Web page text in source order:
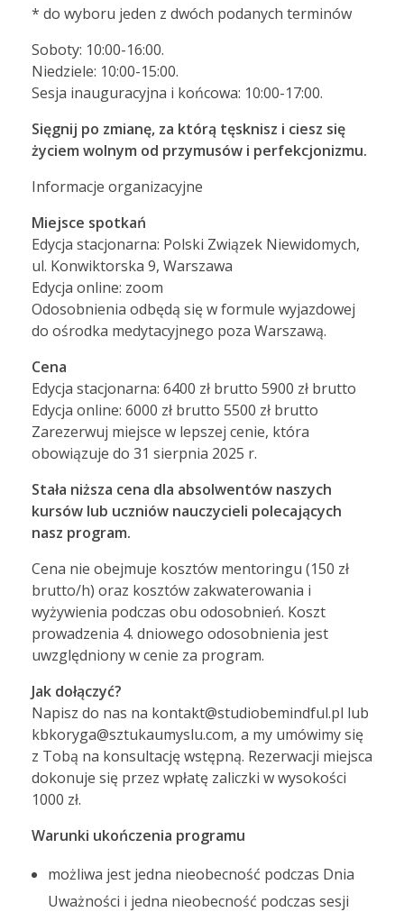
* do wyboru jeden z dwóch podanych terminów
Soboty: 10:00-16:00.
Niedziele: 10:00-15:00.
Sesja inauguracyjna i końcowa: 10:00-17:00.
Sięgnij po zmianę, za którą tęsknisz i ciesz się
życiem wolnym od przymusów i perfekcjonizmu.
Informacje organizacyjne
Miejsce spotkań
Edycja stacjonarna: Polski Związek Niewidomych,
ul. Konwiktorska 9, Warszawa
Edycja online: zoom
Odosobnienia odbędą się w formule wyjazdowej
do ośrodka medytacyjnego poza Warszawą.
Cena
Edycja stacjonarna: 6400 zł brutto 5900 zł brutto
Edycja online: 6000 zł brutto 5500 zł brutto
Zarezerwuj miejsce w lepszej cenie, która
obowiązuje do 31 sierpnia 2025 r.
Stała niższa cena dla absolwentów naszych
kursów lub uczniów nauczycieli polecających
nasz program.
Cena nie obejmuje kosztów mentoringu (150 zł
brutto/h) oraz kosztów zakwaterowania i
wyżywienia podczas obu odosobnień. Koszt
prowadzenia 4. dniowego odosobnienia jest
uwzględniony w cenie za program.
Jak dołączyć?
Napisz do nas na kontakt@studiobemindful.pl lub
kbkoryga@sztukaumyslu.com, a my umówimy się
z Tobą na konsultację wstępną. Rezerwacji miejsca
dokonuje się przez wpłatę zaliczki w wysokości
1000 zł.
Warunki ukończenia programu
możliwa jest jedna nieobecność podczas Dnia
Uważności i jedna nieobecność podczas sesji